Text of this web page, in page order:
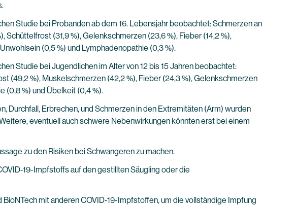
Studie bei Probanden ab dem 16. Lebensjahr beobachtet: Schmerzen an
(31,9 %), Gelenkschmerzen (23,6 %), Fieber (14,2 %),
(0,5 %) und Lymphadenopathie (0,3 %).
Studie bei Jugendlichen im Alter von 12 bis 15 Jahren beobachtet:
(49,2 %), Muskelschmerzen (42,2 %), Fieber (24,3 %), Gelenkschmerzen
(0,8 %) und Übelkeit (0,4 %).
Durchfall, Erbrechen, und Schmerzen in den Extremitäten (Arm) wurden
eventuell auch schwere Nebenwirkungen könnten erst bei einem
zu den Risiken bei Schwangeren zu machen.
19-Impfstoffs auf den gestillten Säugling oder die
mit anderen COVID-19-Impfstoffen, um die vollständige Impfung